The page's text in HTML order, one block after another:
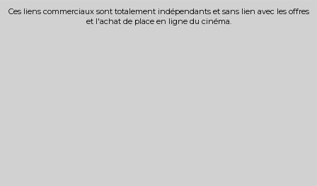
Ces liens commerciaux sont totalement indépendants et sans lien avec les offres
et l'achat de place en ligne du cinéma.